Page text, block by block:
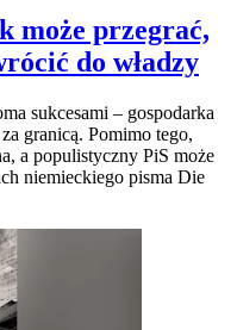
może przegrać,
do władzy
sukcesami – gospodarka
granicą. Pomimo tego,
a populistyczny PiS może
niemieckiego pisma Die